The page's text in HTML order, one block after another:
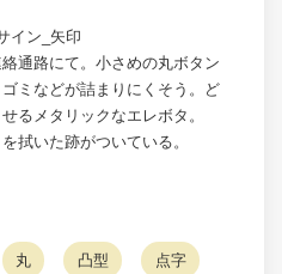
イン_矢印
通路にて。小さめの丸ボタン
ミなどが詰まりにくそう。ど
るメタリックなエレボタ。
拭いた跡がついている。
丸 凸型 点字